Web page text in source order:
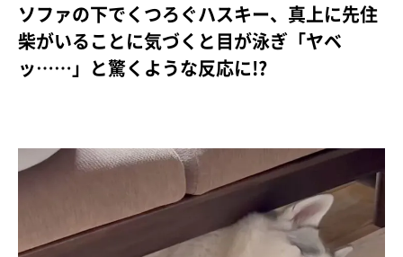
ソファの下でくつろぐハスキー、真上に先住
柴がいることに気づくと目が泳ぎ「ヤベ
ッ……」と驚くような反応に!?